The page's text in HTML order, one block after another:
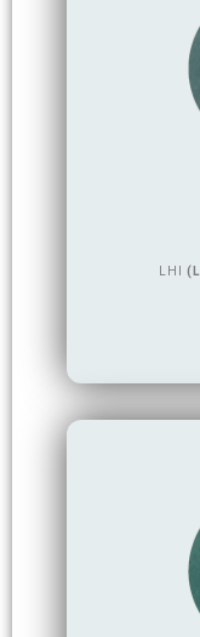
LHI